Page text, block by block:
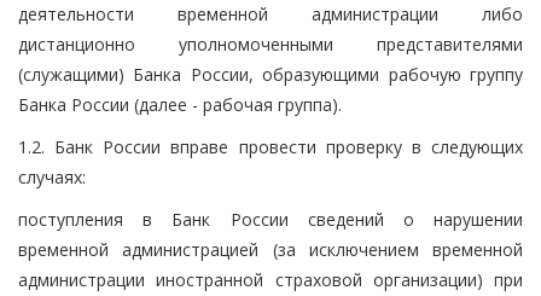
деятельности временной администрации либо
дистанционно уполномоченными представителями
(служащими) Банка России, образующими рабочую группу
Банка России (далее - рабочая группа).
1.2. Банк России вправе провести проверку в следующих
случаях:
поступления в Банк России сведений о нарушении
временной администрацией (за исключением временной
администрации иностранной страховой организации) при